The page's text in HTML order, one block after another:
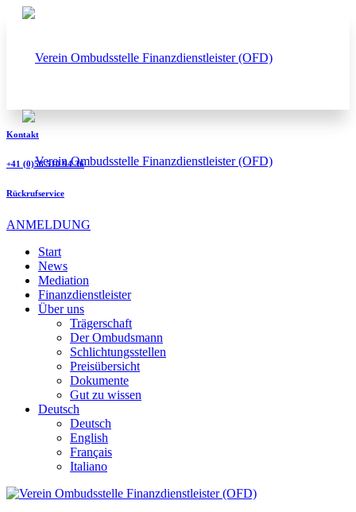
Kontakt
+41 (0)58 510 94 36
Rückrufservice
ANMELDUNG
Start
News
Mediation
Finanzdienstleister
Über uns
Trägerschaft
Der Ombudsmann
Schlichtungsstellen
Preisübersicht
Dokumente
Gut zu wissen
Deutsch
Deutsch
English
Français
Italiano